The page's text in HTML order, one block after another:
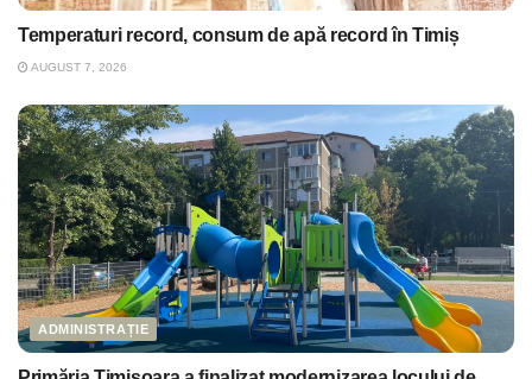
Temperaturi record, consum de apă record în Timiș
AUGUST 7, 2026
ADMINISTRAȚIE